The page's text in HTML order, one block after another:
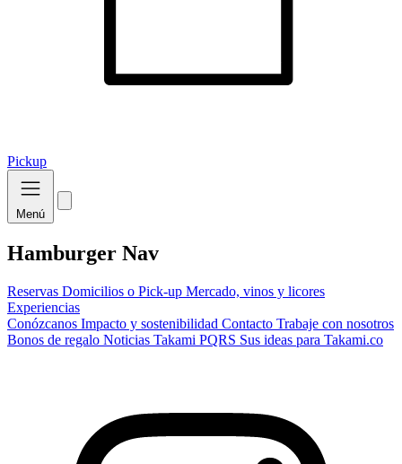
Pickup
Menú
Hamburger Nav
Reservas Domicilios o Pick-up Mercado, vinos y licores
Experiencias
Conózcanos Impacto y sostenibilidad Contacto Trabaje con nosotros
Bonos de regalo Noticias Takami PQRS Sus ideas para Takami.co